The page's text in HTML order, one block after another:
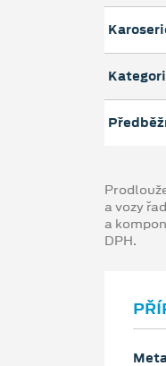
a vozy
a
DPH.